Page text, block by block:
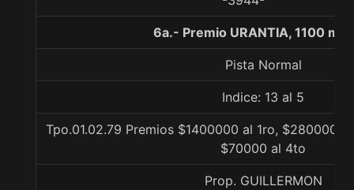
6a.- Premio URANTIA, 1100
Pista Normal
Indice: 13 al 5
Tpo.01.02.79 Premios $1400000 al 1ro, $280000
$70000 al 4to
Prop. GUILLERMON